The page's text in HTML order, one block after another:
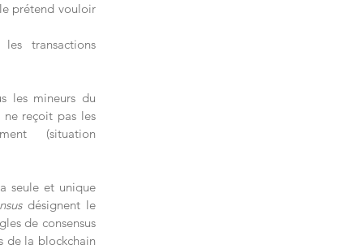
prétend vouloir
transactions
les mineurs du
ne reçoit pas les
(situation
seule et unique
désignent le
de consensus
de la blockchain